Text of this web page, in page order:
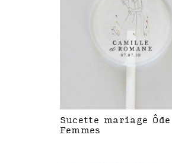
Sucette mariage Ôde
Femmes